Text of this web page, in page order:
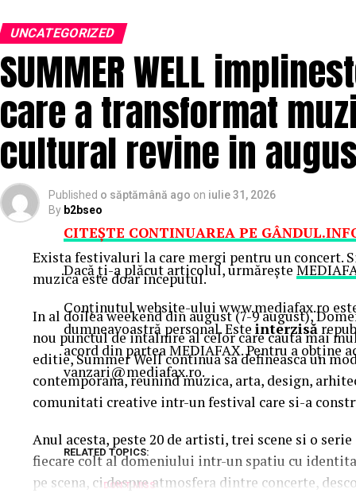
CITEŞTE CONTINUAREA PE
Dacă ţi-a plăcut articolul, urmăreşte
Conținutul website-ului www.mediafax.ro
dumneavoastră personal. Este interzisă
acord din partea MEDIAFAX. Pentru a obține
vanzari@mediafax.ro.
RELATED TOPICS:
DON'T MISS
UNCATEGORIZED
SUMMER WELL
care a transformat
cultural revine in
Published o săptămână ago on iulie 31, 2026
By b2bseo
Exista festivaluri la care mergi pentru un concert.
muzica este doar inceputul.
In al doilea weekend din august (7-9 august),
nou punctul de intalnire al celor care cauta mai
editie, Summer Well continua sa defineasca un
contemporana, reunind muzica, arta, design,
comunitati creative intr-un festival care si-a
Anul acesta, peste 20 de artisti, trei scene si o
fiecare colt al domeniului intr-un spatiu cu
pe scena, ci despre atmosfera dintre concerte,